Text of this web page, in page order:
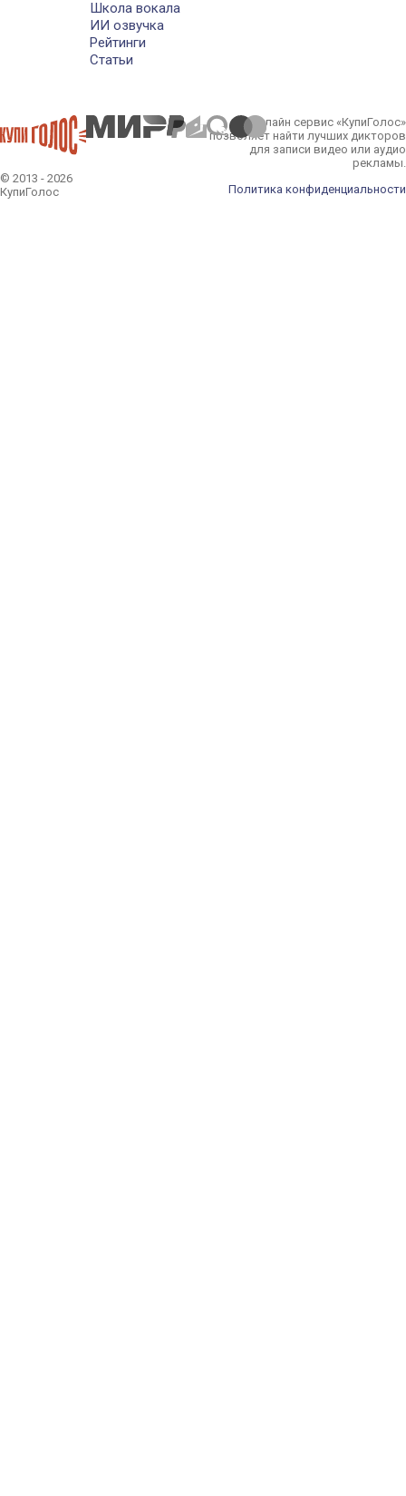
Школа вокала
ИИ озвучка
Рейтинги
Статьи
© 2013 - 2026
КупиГолос
Онлайн сервис «КупиГолос»
позволяет найти лучших дикторов
для записи видео или аудио
рекламы.
Политика конфиденциальности